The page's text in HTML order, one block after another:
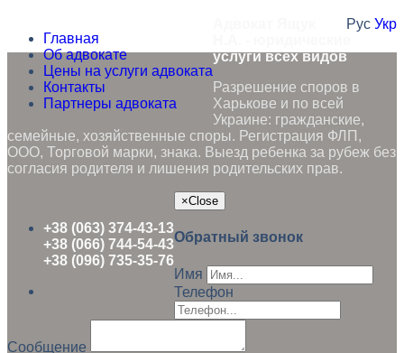
Главная
Об адвокате
Цены на услуги адвоката
Контакты
Партнеры адвоката
Рус Укр
услуги всех видов
Разрешение споров в
Харькове и по всей
Украине: гражданские,
семейные, хозяйственные споры. Регистрация ФЛП,
ООО, Торговой марки, знака. Выезд ребенка за рубеж без
согласия родителя и лишения родительских прав.
+38 (063) 374-43-13
+38 (066) 744-54-43
+38 (096) 735-35-76
×Close
Обратный звонок
Имя
Телефон
Сообщение